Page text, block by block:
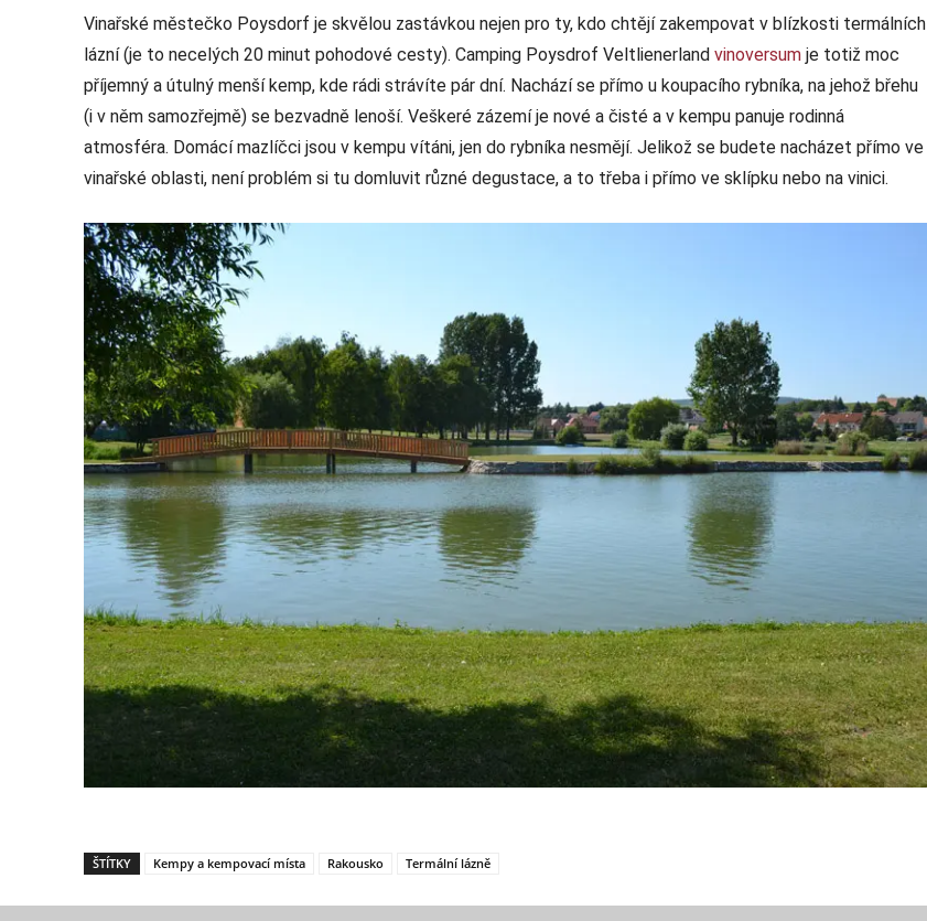
Vinařské městečko Poysdorf je skvělou zastávkou nejen pro ty, kdo chtějí zakempovat v blízkosti termálních
lázní (je to necelých 20 minut pohodové cesty). Camping Poysdrof Veltlienerland vinoversum je totiž moc
příjemný a útulný menší kemp, kde rádi strávíte pár dní. Nachází se přímo u koupacího rybníka, na jehož břehu
(i v něm samozřejmě) se bezvadně lenoší. Veškeré zázemí je nové a čisté a v kempu panuje rodinná
atmosféra. Domácí mazlíčci jsou v kempu vítáni, jen do rybníka nesmějí. Jelikož se budete nacházet přímo ve
vinařské oblasti, není problém si tu domluvit různé degustace, a to třeba i přímo ve sklípku nebo na vinici.
ŠTÍTKY Kempy a kempovací místa Rakousko Termální lázně